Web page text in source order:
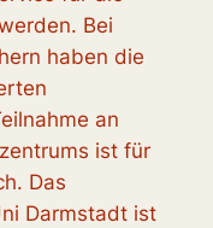
Bei
haben die
an
ist für
Das
Darmstadt ist